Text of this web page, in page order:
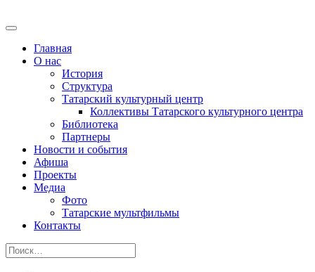
Главная
О нас
История
Структура
Татарский культурный центр
Коллективы Татарского культурного центра
Библиотека
Партнеры
Новости и события
Афиша
Проекты
Медиа
Фото
Татарские мультфильмы
Контакты